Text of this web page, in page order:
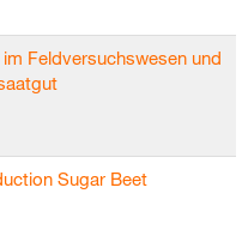
Feldversuchswesen und
Sugar Beet